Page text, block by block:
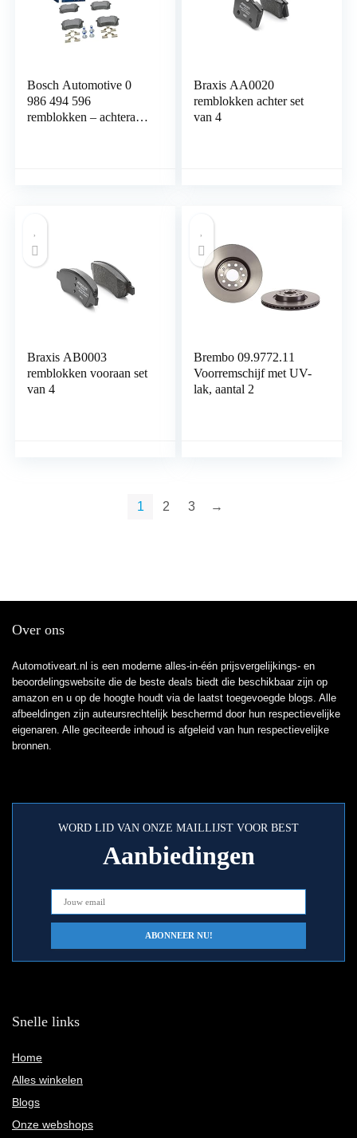
Bosch Automotive 0
986 494 596
remblokken – achteras –
Braxis AA0020
remblokken achter set
van 4
Braxis AB0003
remblokken vooraan set
van 4
Brembo 09.9772.11
Voorremschijf met UV-
lak, aantal 2
1 2 3 →
Over ons
Automotiveart.nl is een moderne alles-in-één prijsvergelijkings- en
beoordelingswebsite die de beste deals biedt die beschikbaar zijn op
amazon en u op de hoogte houdt via de laatst toegevoegde blogs. Alle
afbeeldingen zijn auteursrechtelijk beschermd door hun respectievelijke
eigenaren. Alle geciteerde inhoud is afgeleid van hun respectievelijke
bronnen.
WORD LID VAN ONZE MAILLIJST VOOR BEST
Aanbiedingen
Snelle links
Home
Alles winkelen
Blogs
Onze webshops